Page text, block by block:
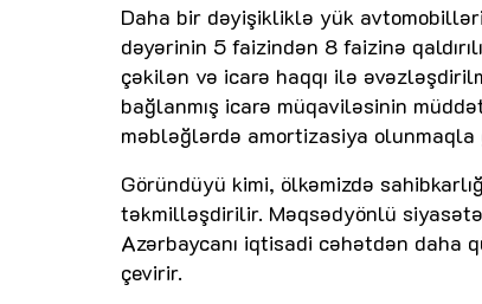
Daha bir dəyişikliklə yük
dəyərinin 5 faizindən 8 faizinə
çəkilən və icarə haqqı ilə
bağlanmış icarə müqaviləsinin
məbləğlərdə amortizasiya olunmaqla
Göründüyü kimi, ölkəmizdə
təkmilləşdirilir. Məqsədyönlü
Azərbaycanı iqtisadi cəhətdən daha
çevirir.